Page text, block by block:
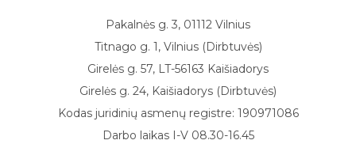
Pakalnės g. 3, 01112 Vilnius
Titnago g. 1, Vilnius (Dirbtuvės)
Girelės g. 57, LT-56163 Kaišiadorys
Girelės g. 24, Kaišiadorys (Dirbtuvės)
Kodas juridinių asmenų registre: 190971086
Darbo laikas I-V 08.30-16.45